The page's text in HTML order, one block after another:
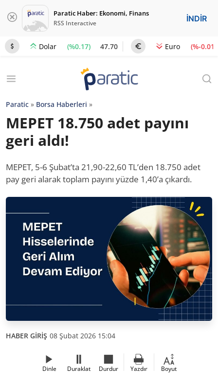
Paratic Haber: Ekonomi, Finans
RSS Interactive İNDİR
Dolar (%0.17) 47.70 Euro (%-0.01)
Paratic » Borsa Haberleri »
MEPET 18.750 adet payını
geri aldı!
MEPET, 5-6 Şubat’ta 21,90-22,60 TL’den 18.750 adet
pay geri alarak toplam payını yüzde 1,40’a çıkardı.
HABER GİRİŞ 08 Şubat 2026 15:04
Dinle Duraklat Durdur Yazdır Boyut